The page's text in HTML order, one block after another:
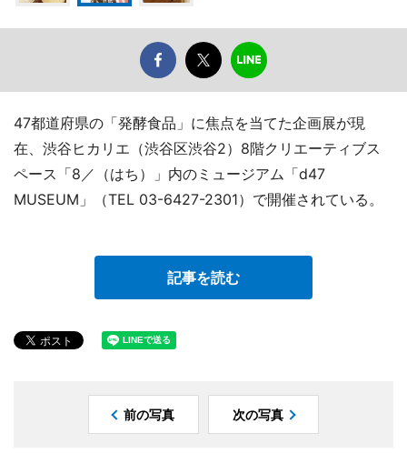
47都道府県の「発酵食品」に焦点を当てた企画展が現
在、渋谷ヒカリエ（渋谷区渋谷2）8階クリエーティブス
ペース「8／（はち）」内のミュージアム「d47
MUSEUM」（TEL 03-6427-2301）で開催されている。
記事を読む
前の写真 次の写真